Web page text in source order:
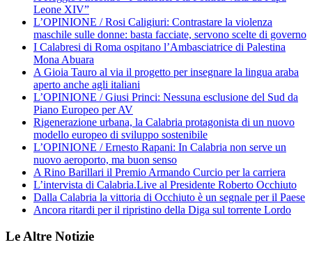
Leone XIV”
L’OPINIONE / Rosi Caligiuri: Contrastare la violenza
maschile sulle donne: basta facciate, servono scelte di governo
I Calabresi di Roma ospitano l’Ambasciatrice di Palestina
Mona Abuara
A Gioia Tauro al via il progetto per insegnare la lingua araba
aperto anche agli italiani
L’OPINIONE / Giusi Princi: Nessuna esclusione del Sud da
Piano Europeo per AV
Rigenerazione urbana, la Calabria protagonista di un nuovo
modello europeo di sviluppo sostenibile
L’OPINIONE / Ernesto Rapani: In Calabria non serve un
nuovo aeroporto, ma buon senso
A Rino Barillari il Premio Armando Curcio per la carriera
L’intervista di Calabria.Live al Presidente Roberto Occhiuto
Dalla Calabria la vittoria di Occhiuto è un segnale per il Paese
Ancora ritardi per il ripristino della Diga sul torrente Lordo
Le Altre Notizie